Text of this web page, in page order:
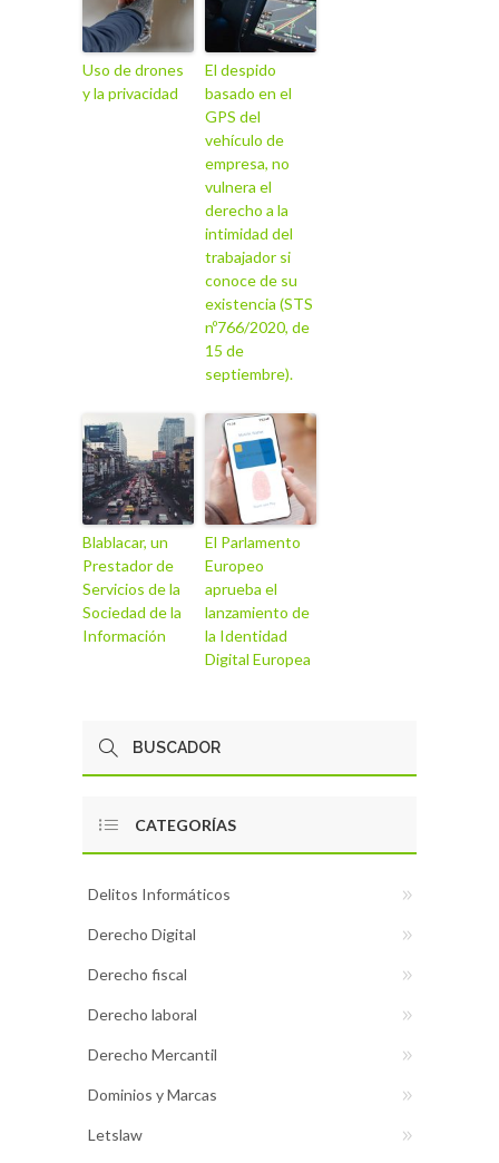
Uso de drones
y la privacidad
El despido
basado en el
GPS del
vehículo de
empresa, no
vulnera el
derecho a la
intimidad del
trabajador si
conoce de su
existencia (STS
nº766/2020, de
15 de
septiembre).
Blablacar, un
Prestador de
Servicios de la
Sociedad de la
Información
El Parlamento
Europeo
aprueba el
lanzamiento de
la Identidad
Digital Europea
CATEGORÍAS
Delitos Informáticos
Derecho Digital
Derecho fiscal
Derecho laboral
Derecho Mercantil
Dominios y Marcas
Letslaw